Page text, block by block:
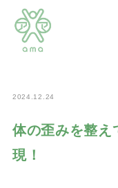
ホーム>
的な歩き方を実現！
2024.12.24
体の歪みを整え
現！